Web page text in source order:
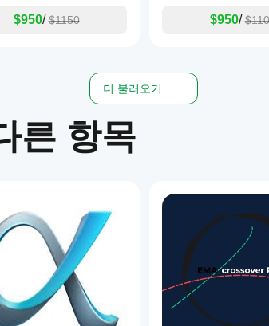
기반으로 작동하며, 이때 DAX가 더 안정적이
신뢰할 수 있는 신호 (EU/UK 세션)
필터는 다음을 보장합니다:
:
(봇에서 설정 가능)
$950/ $1150 $950/
더 불러오기
른 항목